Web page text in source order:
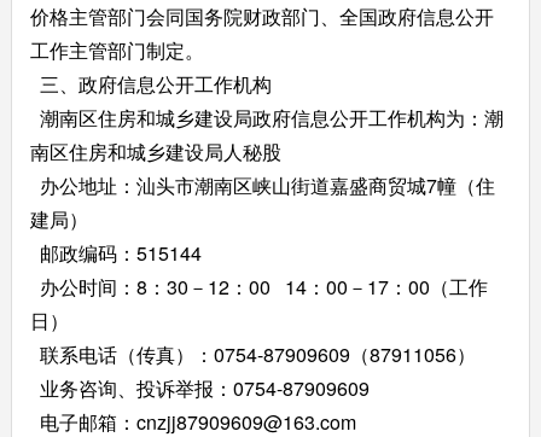
价格主管部门会同国务院财政部门、全国政府信息公开
工作主管部门制定。
三、政府信息公开工作机构
潮南区住房和城乡建设局政府信息公开工作机构为：潮
南区住房和城乡建设局人秘股
办公地址：汕头市潮南区峡山街道嘉盛商贸城7幢（住
建局）
邮政编码：515144
办公时间：8：30－12：00 14：00－17：00（工作
日）
联系电话（传真）：0754-87909609（87911056）
业务咨询、投诉举报：0754-87909609
电子邮箱：cnzjj87909609@163.com